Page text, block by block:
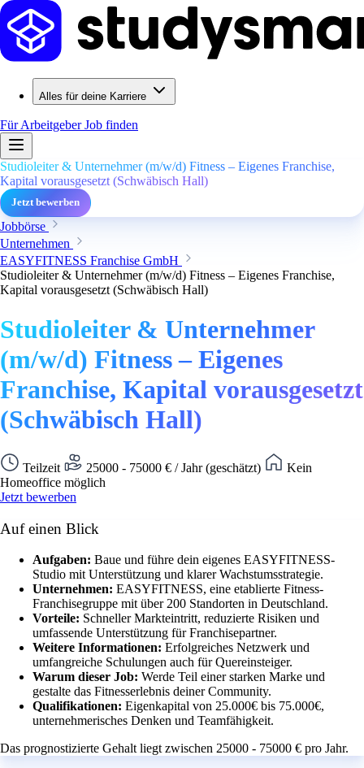
Alles für deine Karriere
Für ArbeitgeberJob finden
Studioleiter & Unternehmer (m/w/d) Fitness – Eigenes Franchise,
Kapital vorausgesetzt (Schwäbisch Hall)
Jetzt bewerben
Jobbörse
Unternehmen
EASYFITNESS Franchise GmbH
Studioleiter & Unternehmer (m/w/d) Fitness – Eigenes Franchise,
Kapital vorausgesetzt (Schwäbisch Hall)
Studioleiter & Unternehmer
(m/w/d) Fitness – Eigenes
Franchise, Kapital vorausgesetzt
(Schwäbisch Hall)
Teilzeit 25000 - 75000 € / Jahr (geschätzt)
Kein
Homeoffice möglich
Jetzt bewerben
Auf einen Blick
Aufgaben: Baue und führe dein eigenes EASYFITNESS-
Studio mit Unterstützung und klarer Wachstumsstrategie.
Unternehmen: EASYFITNESS, eine etablierte Fitness-
Franchisegruppe mit über 200 Standorten in Deutschland.
Vorteile: Schneller Markteintritt, reduzierte Risiken und
umfassende Unterstützung für Franchisepartner.
Weitere Informationen: Erfolgreiches Netzwerk und
umfangreiche Schulungen auch für Quereinsteiger.
Warum dieser Job: Werde Teil einer starken Marke und
gestalte das Fitnesserlebnis deiner Community.
Qualifikationen: Eigenkapital von 25.000€ bis 75.000€,
unternehmerisches Denken und Teamfähigkeit.
Das prognostizierte Gehalt liegt zwischen 25000 - 75000 € pro Jahr.